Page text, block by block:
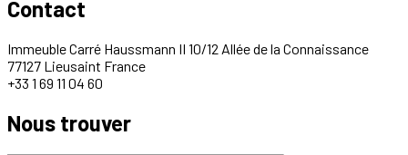
Contact
Immeuble Carré Haussmann II 10/12 Allée de la Connaissance
77127 Lieusaint France
+33 1 69 11 04 60
Nous trouver